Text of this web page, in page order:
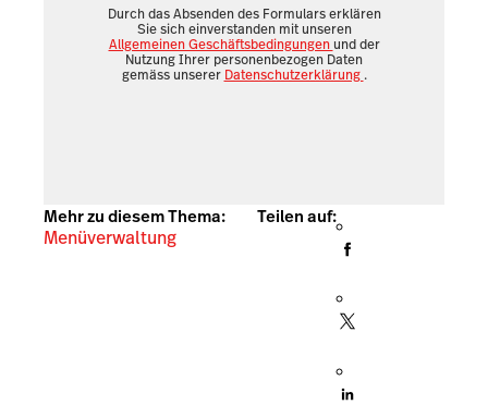
Durch das Absenden des Formulars erklären
Sie sich einverstanden mit unseren
Allgemeinen Geschäftsbedingungen und der
Nutzung Ihrer personenbezogen Daten
gemäss unserer Datenschutzerklärung .
Mehr zu diesem Thema:
Menüverwaltung
Teilen auf: